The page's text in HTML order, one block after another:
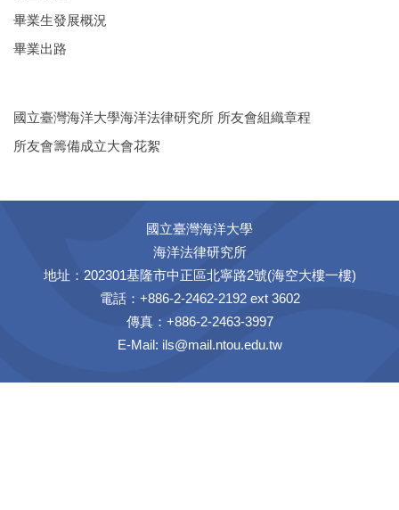
畢業生發展概況
畢業出路
國立臺灣海洋大學海洋法律研究所 所友會組織章程
所友會籌備成立大會花絮
國立臺灣海洋大學
海洋法律研究所
地址：202301基隆市中正區北寧路2號(海空大樓一樓)
電話：+886-2-2462-2192 ext 3602
傳真：+886-2-2463-3997
E-Mail: ils@mail.ntou.edu.tw